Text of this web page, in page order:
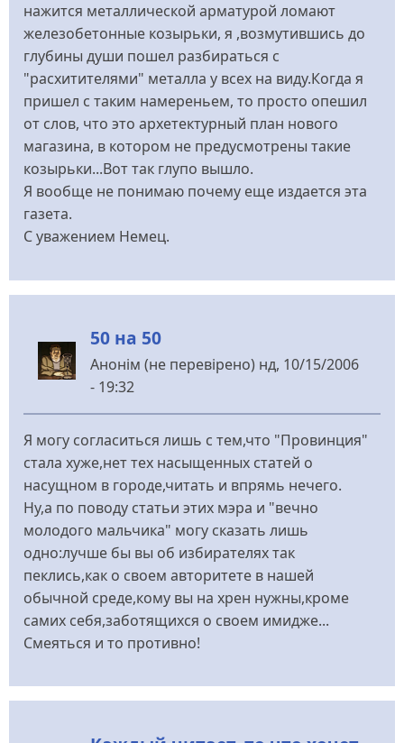
нажится металлической арматурой ломают
железобетонные козырьки, я ,возмутившись до
глубины души пошел разбираться с
"расхитителями" металла у всех на виду.Когда я
пришел с таким намереньем, то просто опешил
от слов, что это архетектурный план нового
магазина, в котором не предусмотрены такие
козырьки...Вот так глупо вышло.
Я вообще не понимаю почему еще издается эта
газета.
С уважением Немец.
50 на 50
Анонім (не перевірено) нд, 10/15/2006
- 19:32
Я могу согласиться лишь с тем,что "Провинция"
стала хуже,нет тех насыщенных статей о
насущном в городе,читать и впрямь нечего.
Ну,а по поводу статьи этих мэра и "вечно
молодого мальчика" могу сказать лишь
одно:лучше бы вы об избирателях так
пеклись,как о своем авторитете в нашей
обычной среде,кому вы на хрен нужны,кроме
самих себя,заботящихся о своем имидже...
Смеяться и то противно!